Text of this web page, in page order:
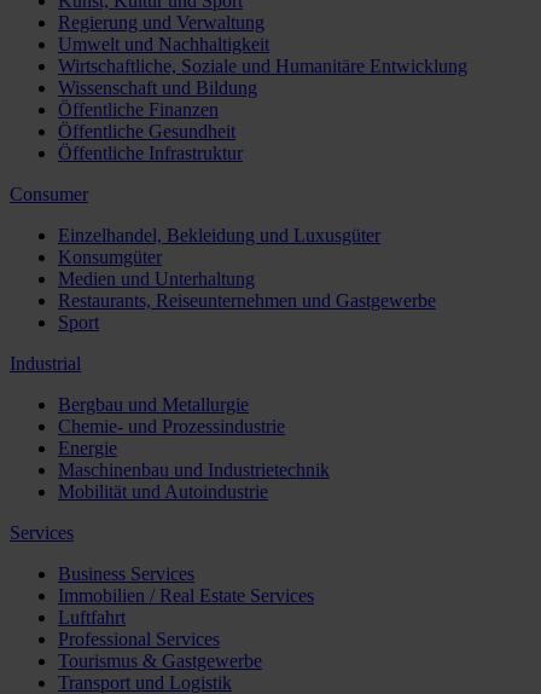
Regierung und Verwaltung
Umwelt und Nachhaltigkeit
Wirtschaftliche, Soziale und Humanitäre Entwicklung
Wissenschaft und Bildung
Öffentliche Finanzen
Öffentliche Gesundheit
Öffentliche Infrastruktur
Consumer
Einzelhandel, Bekleidung und Luxusgüter
Konsumgüter
Medien und Unterhaltung
Restaurants, Reiseunternehmen und Gastgewerbe
Sport
Industrial
Bergbau und Metallurgie
Chemie- und Prozessindustrie
Energie
Maschinenbau und Industrietechnik
Mobilität und Autoindustrie
Services
Business Services
Immobilien / Real Estate Services
Luftfahrt
Professional Services
Tourismus & Gastgewerbe
Transport und Logistik